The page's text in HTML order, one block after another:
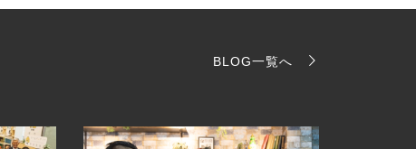
BLOG一覧へ